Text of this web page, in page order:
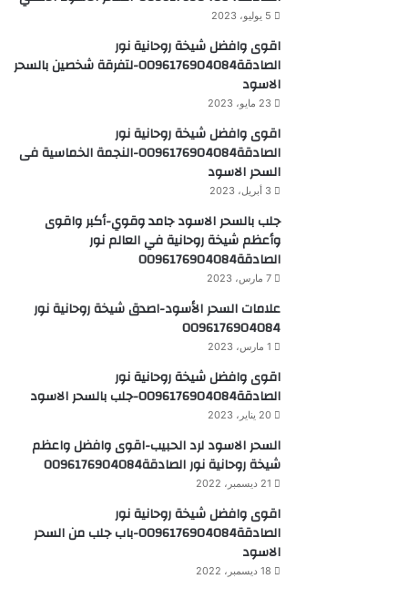
5 يوليو، 2023
اقوى وافضل شيخة روحانية نور
الصادقة0096176904084-لتفرقة شخصين بالسحر
الاسود
23 مايو، 2023
اقوى وافضل شيخة روحانية نور
الصادقة0096176904084-النجمة الخماسية فى
السحر الاسود
3 أبريل، 2023
جلب بالسحر الاسود جامد وقوي-أكبر واقوى
وأعظم شيخة روحانية في العالم نور
الصادقة0096176904084
7 مارس، 2023
علامات السحر الأسود-اصدق شيخة روحانية نور
0096176904084
1 مارس، 2023
اقوى وافضل شيخة روحانية نور
الصادقة0096176904084-جلب بالسحر الاسود
20 يناير، 2023
السحر الاسود لرد الحبيب-اقوى وافضل واعظم
شيخة روحانية نور الصادقة0096176904084
21 ديسمبر، 2022
اقوى وافضل شيخة روحانية نور
الصادقة0096176904084-باب جلب من السحر
الاسود
18 ديسمبر، 2022